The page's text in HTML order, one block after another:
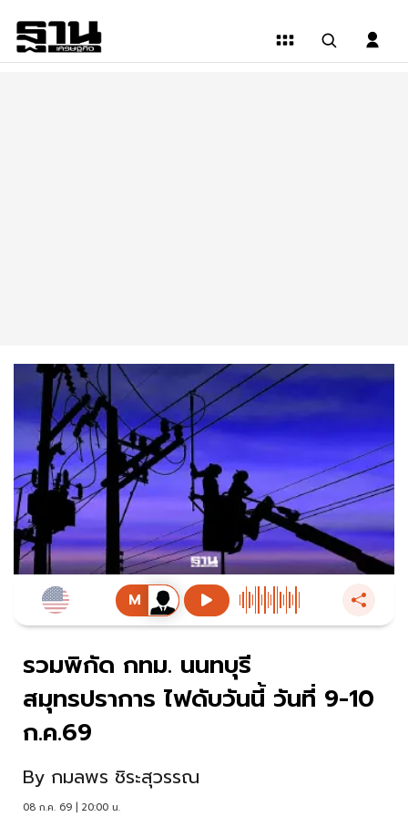
รวมพิกัด กทม. นนทบุรี
สมุทรปราการ ไฟดับวันนี้ วันที่ 9-10
ก.ค.69
By กมลพร ชิระสุวรรณ
08 ก.ค. 69 | 20:00 น.